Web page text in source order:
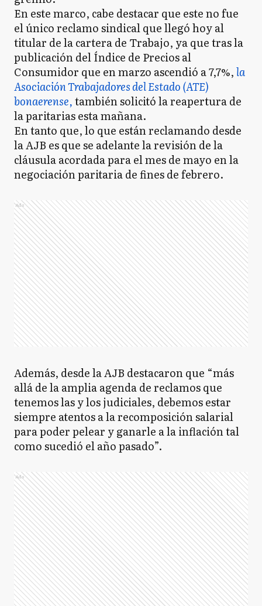
En este marco, cabe destacar que este no fue
el único reclamo sindical que llegó hoy al
titular de la cartera de Trabajo, ya que tras la
publicación del Índice de Precios al
Consumidor que en marzo ascendió a 7,7%,la
Asociación Trabajadores del Estado (ATE)
bonaerense,también solicitó la reapertura de
la paritarias esta mañana.
En tanto que, lo que están reclamando desde
la AJB es que se adelante la revisión de la
cláusula acordada para el mes de mayo en la
negociación paritaria de fines de febrero.
Ads
Además, desde la AJB destacaron que “más
allá de la amplia agenda de reclamos que
tenemos las y los judiciales, debemos estar
siempre atentos a la recomposición salarial
para poder pelear y ganarle a la inflación tal
como sucedió el año pasado”.
Ads